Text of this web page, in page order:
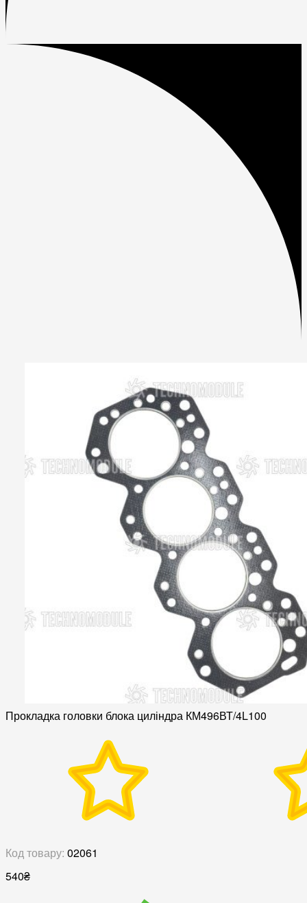
Прокладка головки блока циліндра КМ496ВТ/4L100
Код товару: 02061
540₴